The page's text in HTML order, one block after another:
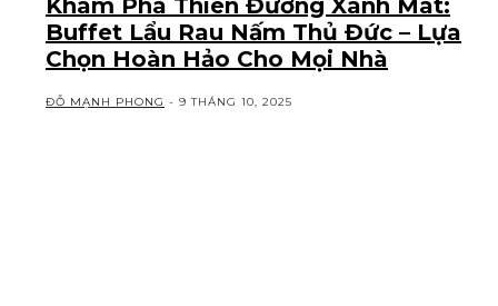
Buffet Lẩu Rau Nấm Thủ Đức – Lựa
Chọn Hoàn Hảo Cho Mọi Nhà
ĐỖ MẠNH PHONG - 9 THÁNG 10, 2025